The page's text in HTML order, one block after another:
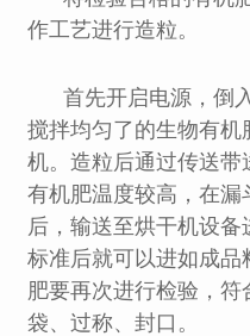
作工艺进行造粒。
首先开启电源，倒
搅拌均匀了的生物有
机。造粒后通过传送
有机肥温度较高，在
后，输送至烘干机设备
标准后就可以进如成
肥要再次进行检验，
袋、过称、封口。